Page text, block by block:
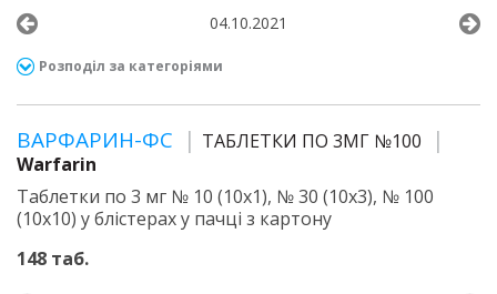
04.10.2021
Розподіл за категоріями
ВАРФАРИН-ФС
ТАБЛЕТКИ ПО 3МГ №100
Warfarin
Таблетки по 3 мг № 10 (10х1), № 30 (10х3), № 100
(10х10) у блістерах у пачці з картону
148 таб.